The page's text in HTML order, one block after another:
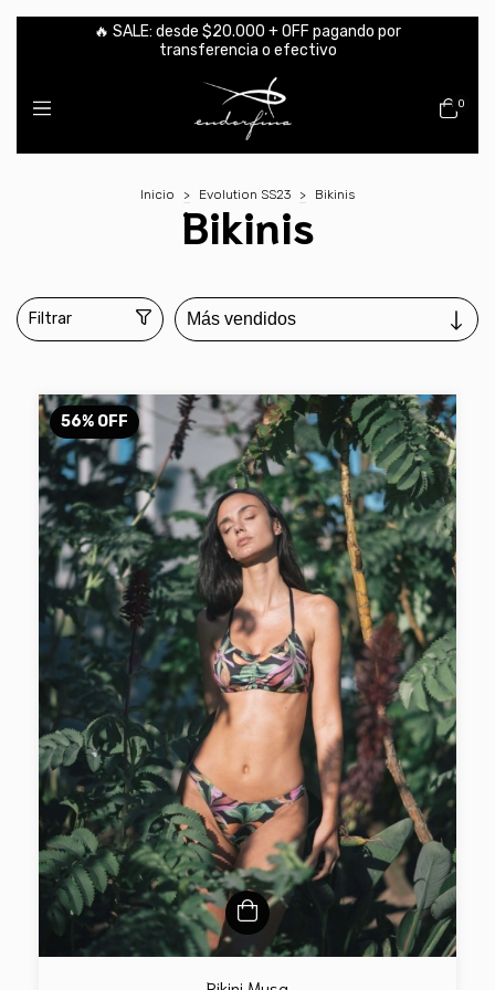
🔥 SALE: desde $20.000 + OFF pagando por
transferencia o efectivo
0
Inicio > Evolution SS23 > Bikinis
Bikinis
Filtrar
56% OFF